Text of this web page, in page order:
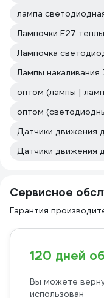
лампа
Лампочки E27
Лампочка
Лампы накаливания
оптом (лампы |
оптом
Датчики движения
Сервисное
Гарантия
120 дней
Вы можете
использован